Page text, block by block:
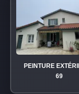
PEINTURE
69